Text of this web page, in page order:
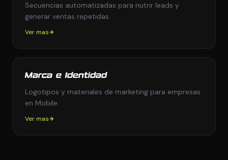
Secuencias automatizadas para nutrir leads y
generar ventas repetidas.
Ver mas
Marca e Identidad
Logotipos y materiales de marketing para empresas
en Mobile.
Ver mas